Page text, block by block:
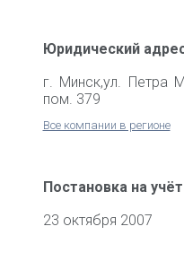
Юридический
г. Минск,ул. Петра
пом. 379
Все компании в регионе
Постановка на учёт
23 октября 2007